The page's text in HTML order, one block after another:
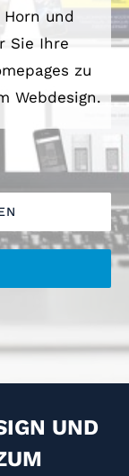
und
Sie Ihre
zu
Webdesign.
UND